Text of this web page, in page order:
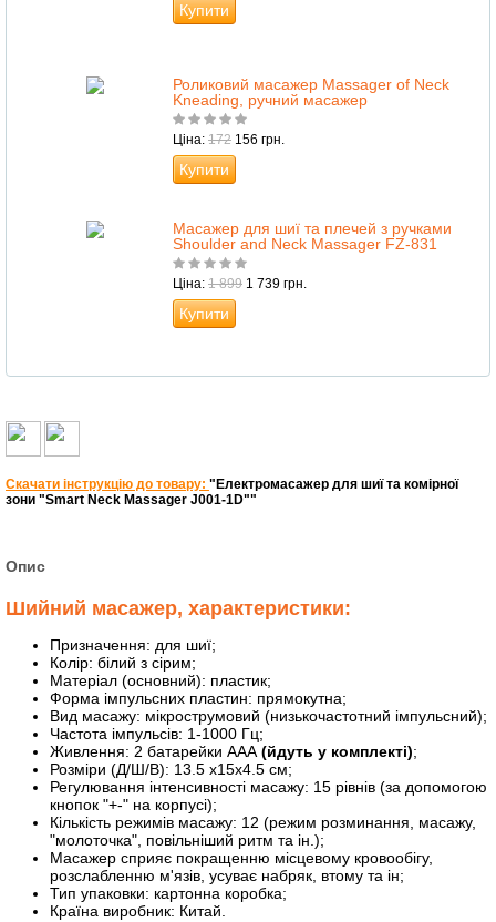
Купити
Роликовий масажер Massager of Neck
Kneading, ручний масажер
Ціна: 172 156 грн.
Купити
Масажер для шиї та плечей з ручками
Shoulder and Neck Massager FZ-831
Ціна: 1 899 1 739 грн.
Купити
Скачати інструкцію до товару: "Електромасажер для шиї та комірної
зони "Smart Neck Massager J001-1D""
Опис
Шийний масажер, характеристики:
Призначення: для шиї;
Колір: білий з cірим;
Матеріал (основний): пластик;
Форма імпульсних пластин: прямокутна;
Вид масажу: мікрострумовий (низькочастотний імпульсний);
Частота імпульсів: 1-1000 Гц;
Живлення: 2 батарейки ААА(йдуть у комплекті);
Розміри (Д/Ш/В): 13.5 х15х4.5 см;
Регулювання інтенсивності масажу: 15 рівнів (за допомогою
кнопок "+-" на корпусі);
Кількість режимів масажу: 12 (режим розминання, масажу,
"молоточка", повільніший ритм та ін.);
Масажер сприяє покращенню місцевому кровообігу,
розслабленню м'язів, усуває набряк, втому та ін;
Тип упаковки: картонна коробка;
Країна виробник: Китай.